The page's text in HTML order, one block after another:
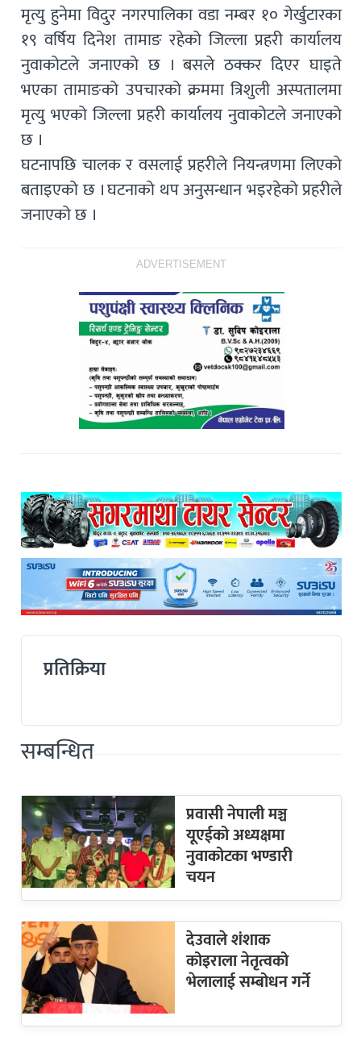
मृत्यु हुनेमा विदुर नगरपालिका वडा नम्बर १० गेर्खुटारका
१९ वर्षिय दिनेश तामाङ रहेको जिल्ला प्रहरी कार्यालय
नुवाकोटले जनाएको छ । बसले ठक्कर दिएर घाइते
भएका तामाङको उपचारको क्रममा त्रिशुली अस्पतालमा
मृत्यु भएको जिल्ला प्रहरी कार्यालय नुवाकोटले जनाएको
छ ।
घटनापछि चालक र वसलाई प्रहरीले नियन्त्रणमा लिएको
बताइएको छ । घटनाको थप अनुसन्धान भइरहेको प्रहरीले
जनाएको छ ।
ADVERTISEMENT
प्रतिक्रिया
सम्बन्धित
प्रवासी नेपाली मञ्च
यूएईको अध्यक्षमा
नुवाकोटका भण्डारी
चयन
देउवाले शंशाक
कोइराला नेतृत्वको
भेलालाई सम्बोधन गर्ने